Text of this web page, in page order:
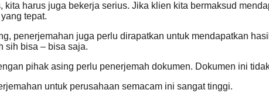
harus juga bekerja serius. Jika klien kita bermaksud
tepat.
penerjemahan juga perlu dirapatkan untuk mendapatkan
sih bisa – bisa saja.
pihak asing perlu penerjemah dokumen. Dokumen ini
untuk perusahaan semacam ini sangat tinggi.